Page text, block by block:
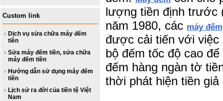
Custom link
Dịch vụ sửa chữa máy đếm
tiền
Sửa máy đếm tiền, sửa chữa
máy đếm tiền
Hướng dẫn sử dụng máy đếm
tiền
Lịch sử ra đời của tiền tệ Việt
Nam
lượng tiền định trước
năm 1980, các máy đếm
được cải tiến với việc
bộ đếm tốc độ cao
đếm hàng ngàn tờ
thời phát hiện tiền